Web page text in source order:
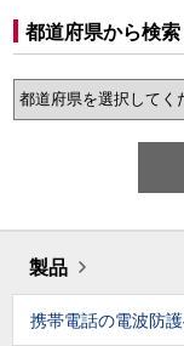
都道府県から検索
製品
携帯電話の電波防